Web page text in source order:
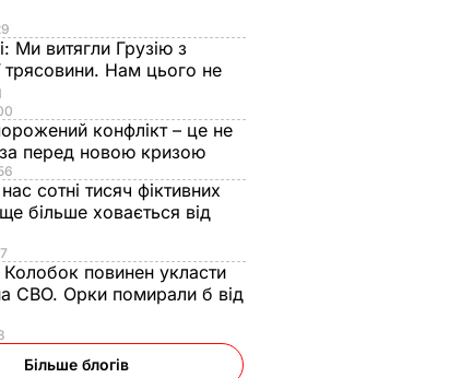
Ми витягли Грузію з
трясовини. Нам цього не
конфлікт – це не
перед новою кризою
сотні тисяч фіктивних
більше ховається від
Колобок повинен укласти
СВО. Орки помирали б від
Більше блогів